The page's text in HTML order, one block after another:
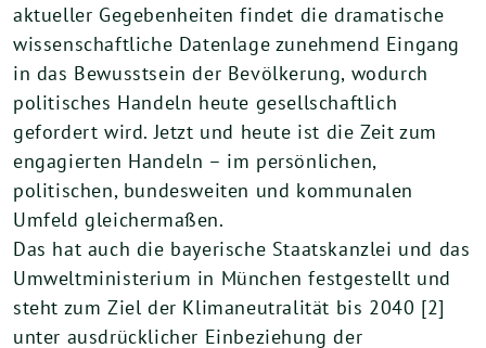
aktueller Gegebenheiten findet die dramatische
wissenschaftliche Datenlage zunehmend Eingang
in das Bewusstsein der Bevölkerung, wodurch
politisches Handeln heute gesellschaftlich
gefordert wird. Jetzt und heute ist die Zeit zum
engagierten Handeln – im persönlichen,
politischen, bundesweiten und kommunalen
Umfeld gleichermaßen.
Das hat auch die bayerische Staatskanzlei und das
Umweltministerium in München festgestellt und
steht zum Ziel der Klimaneutralität bis 2040 [2]
unter ausdrücklicher Einbeziehung der